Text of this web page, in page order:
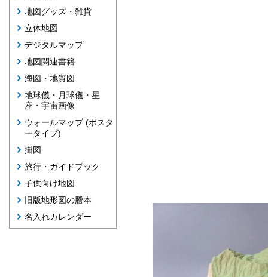
地図グッズ・雑貨
立体地図
デジタルマップ
地図関連書籍
海図・地質図
地球儀・月球儀・星
座・宇宙画像
ウォールマップ (ポスタ
ータイプ)
掛図
旅行・ガイドブック
子供向け地図
旧版地形図の謄本
名入れカレンダー